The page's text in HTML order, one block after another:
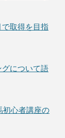
取得を目指
について語
初心者講座の